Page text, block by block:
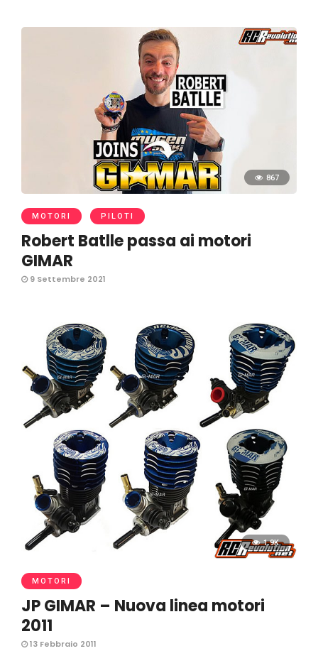
867
MOTORI PILOTI
Robert Batlle passa ai motori
GIMAR
9 Settembre 2021
1.9K
MOTORI
JP GIMAR – Nuova linea motori
2011
13 Febbraio 2011